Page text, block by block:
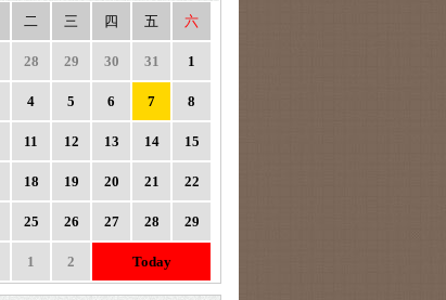
二 三 四 五 六
28 29 30 31 1
4 5 6 7 8
11 12 13 14 15
18 19 20 21 22
25 26 27 28 29
1 2 Today